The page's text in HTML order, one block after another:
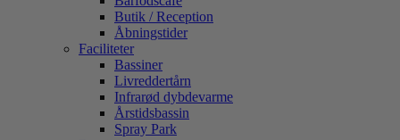
Butik / Reception
Åbningstider
Faciliteter
Bassiner
Livreddertårn
Infrarød dybdevarme
Årstidsbassin
Spray Park